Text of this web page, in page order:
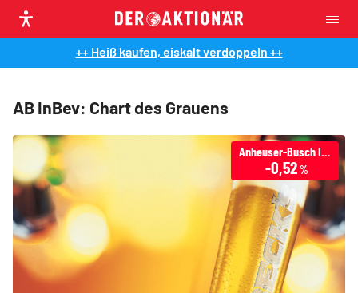
++ Heiß kaufen, eiskalt verdoppeln ++
AB InBev: Chart des Grauens
Anheuser-Busch Inbev
-0,52 %